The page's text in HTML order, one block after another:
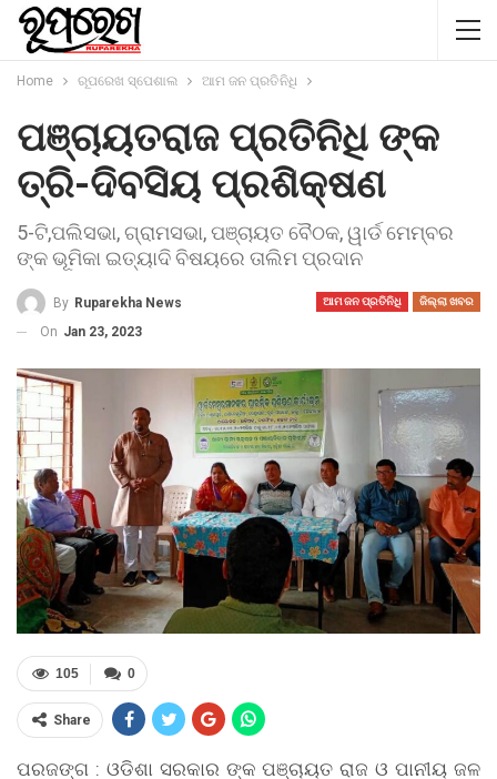
Home ରୂପରେଖ ସ୍ପେଶାଲ ଆମ ଜନ ପ୍ରତିନିଧି
ପଞ୍ଚାୟତରାଜ ପ୍ରତିନିଧି ଙ୍କ
ତ୍ରି-ଦିବସିୟ ପ୍ରଶିକ୍ଷଣ
5-ଟି,ପଲିସଭା, ଗ୍ରାମସଭା, ପଞ୍ଚାୟତ ବୈଠକ, ୱାର୍ଡ ମେମ୍ବର
ଙ୍କ ଭୂମିକା ଇତ୍ୟାଦି ବିଷୟରେ ତାଲିମ ପ୍ରଦାନ
ଆମ ଜନ ପ୍ରତିନିଧି ଜିଲ୍ଲା ଖବର
By Ruparekha News
On Jan 23, 2023
0
105
Share
ପରଜଙ୍ଗ : ଓଡିଶା ସରକାର ଙ୍କ ପଞ୍ଚାୟତ ରାଜ ଓ ପାନୀୟ ଜଳ